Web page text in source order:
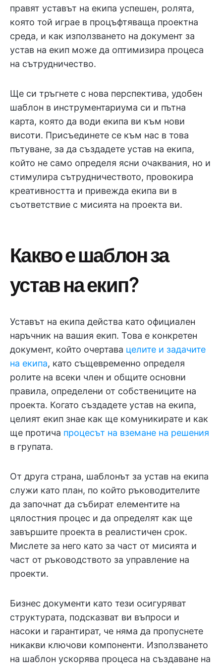
правят уставът на екипа успешен, ролята,
която той играе в процъфтяваща проектна
среда, и как използването на документ за
устав на екип може да оптимизира процеса
на сътрудничество.
Ще си тръгнете с нова перспектива, удобен
шаблон в инструментариума си и пътна
карта, която да води екипа ви към нови
висоти. Присъединете се към нас в това
пътуване, за да създадете устав на екипа,
който не само определя ясни очаквания, но и
стимулира сътрудничеството, провокира
креативността и привежда екипа ви в
съответствие с мисията на проекта ви.
Какво е шаблон за
устав на екип?
Уставът на екипа действа като официален
наръчник на вашия екип. Това е конкретен
документ, който очертава целите и задачите
на екипа, като същевременно определя
ролите на всеки член и общите основни
правила, определени от собствениците на
проекта. Когато създадете устав на екипа,
целият екип знае как ще комуникирате и как
ще протича процесът на вземане на решения
в групата.
От друга страна, шаблонът за устав на екипа
служи като план, по който ръководителите
да започнат да събират елементите на
цялостния процес и да определят как ще
завършите проекта в реалистичен срок.
Мислете за него като за част от мисията и
част от ръководството за управление на
проекти.
Бизнес документи като тези осигуряват
структурата, подсказват ви въпроси и
насоки и гарантират, че няма да пропуснете
никакви ключови компоненти. Използването
на шаблон ускорява процеса на създаване на